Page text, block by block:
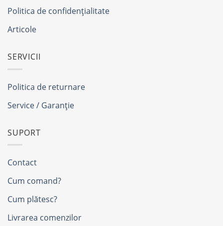
Politica de confidențialitate
Articole
SERVICII
Politica de returnare
Service / Garanție
SUPORT
Contact
Cum comand?
Cum plătesc?
Livrarea comenzilor